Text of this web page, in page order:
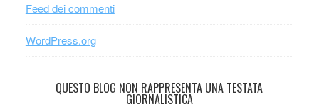
Feed dei commenti
WordPress.org
QUESTO BLOG NON RAPPRESENTA UNA TESTATA
GIORNALISTICA